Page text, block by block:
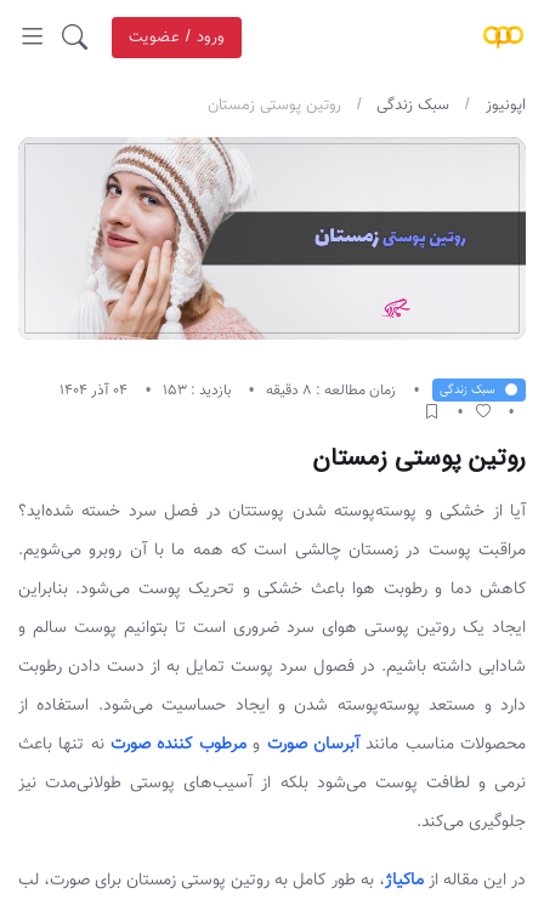
ورود / عضویت
اپونیوز سبک زندگی روتین پوستی زمستان
سبک زندگی زمان مطالعه : 8 دقیقه بازدید : 153
روتین پوستی زمستان
آیا از خشکی و پوسته‌پوسته شدن پوستتان در فصل سرد خسته شده‌اید؟
مراقبت پوست در زمستان چالشی است که همه ما با آن روبرو می‌شویم.
کاهش دما و رطوبت هوا باعث خشکی و تحریک پوست می‌شود. بنابراین
ایجاد یک روتین پوستی هوای سرد ضروری است تا بتوانیم پوست سالم و
شادابی داشته باشیم. در فصول سرد پوست تمایل به از دست دادن رطوبت
دارد و مستعد پوسته‌پوسته شدن و ایجاد حساسیت می‌شود. استفاده از
محصولات مناسب مانندآبرسان صورت ومرطوب کننده صورتنه تنها باعث
نرمی و لطافت پوست می‌شود بلکه از آسیب‌های پوستی طولانی‌مدت نیز
جلوگیری می‌کند.
در این مقاله ازماکیاژ، به طور کامل به روتین پوستی زمستان برای صورت، لب